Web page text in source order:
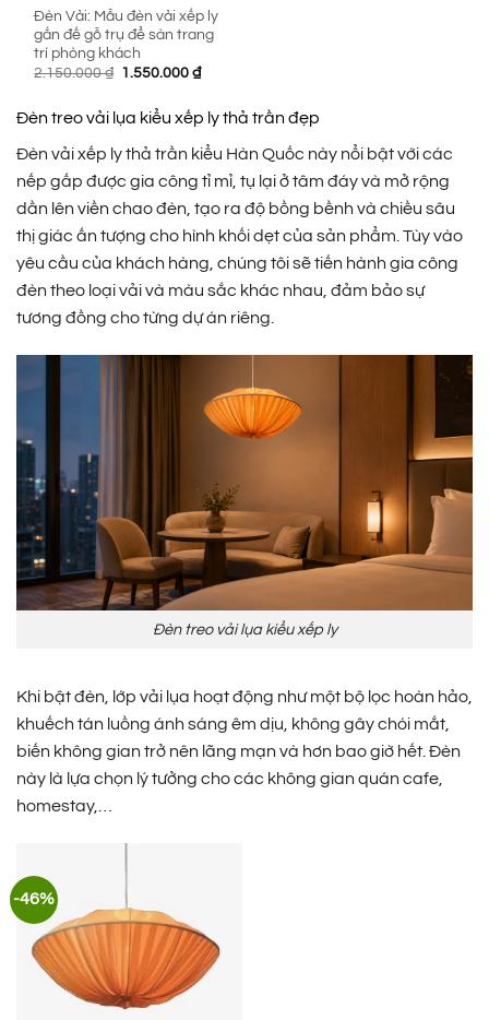
Đèn Vải: Mẫu đèn vải xếp ly
gắn đế gỗ trụ để sàn trang
trí phòng khách
2.150.000₫ Giá
2.150.000 ₫.
1.550.000₫Giá
là:
1.550.000 ₫.
Đèn treo vải lụa kiểu xếp ly thả trần đẹp
Đèn vải xếp ly thả trần kiểu Hàn Quốc này nổi bật với các
nếp gấp được gia công tỉ mỉ, tụ lại ở tâm đáy và mở rộng
dần lên viền chao đèn, tạo ra độ bồng bềnh và chiều sâu
thị giác ấn tượng cho hình khối dẹt của sản phẩm. Tùy vào
yêu cầu của khách hàng, chúng tôi sẽ tiến hành gia công
đèn theo loại vải và màu sắc khác nhau, đảm bảo sự
tương đồng cho từng dự án riêng.
Đèn treo vải lụa kiểu xếp ly
Khi bật đèn, lớp vải lụa hoạt động như một bộ lọc hoàn hảo,
khuếch tán luồng ánh sáng êm dịu, không gây chói mắt,
biến không gian trở nên lãng mạn và hơn bao giờ hết. Đèn
này là lựa chọn lý tưởng cho các không gian quán cafe,
homestay,…
-46%